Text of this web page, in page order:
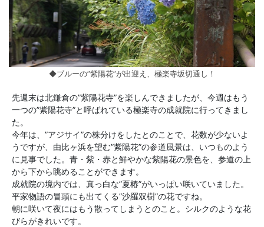
◆ブルーの”紫陽花”が出迎え、極楽寺坂切通し！
先週末は北鎌倉の”紫陽花寺”を楽しんできましたが、今週はもう
一つの”紫陽花寺”と呼ばれている極楽寺の成就院に行ってきまし
た。
今年は、”アジサイ”の株分けをしたとのことで、花数が少ないよ
うですが、由比ヶ浜を望む”紫陽花”の参道風景は、いつものよう
に見事でした。青・紫・赤と鮮やかな紫陽花の景色を、参道の上
から下から眺めることができます。
成就院の境内では、真っ白な”夏椿”がいっぱい咲いていました。
平家物語の冒頭にも出てくる”沙羅双樹”の花ですね。
朝に咲いて夜にはもう散ってしまうとのこと。シルクのような花
びらがきれいです。